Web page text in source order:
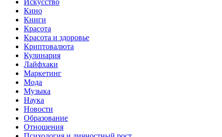
Искусство
Кино
Книги
Красота
Красота и здоровье
Криптовалюта
Кулинария
Лайфхаки
Маркетинг
Мода
Музыка
Наука
Новости
Образование
Отношения